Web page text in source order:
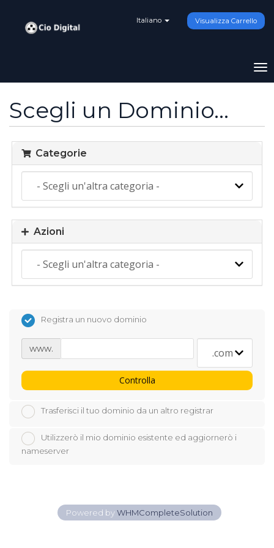
Italiano Visualizza Carrello
Scegli un Dominio...
Categorie
Azioni
Registra un nuovo dominio
www.
Controlla
Trasferisci il tuo dominio da un altro registrar
Utilizzerò il mio dominio esistente ed aggiornerò i
nameserver
Powered byWHMCompleteSolution